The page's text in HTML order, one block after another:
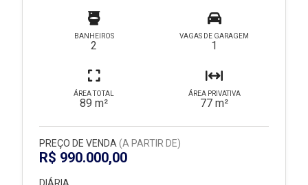
BANHEIROS
2
VAGAS DE GARAGEM
1
ÁREA TOTAL
89 m²
ÁREA PRIVATIVA
77 m²
PREÇO DE VENDA(A PARTIR DE)
R$ 990.000,00